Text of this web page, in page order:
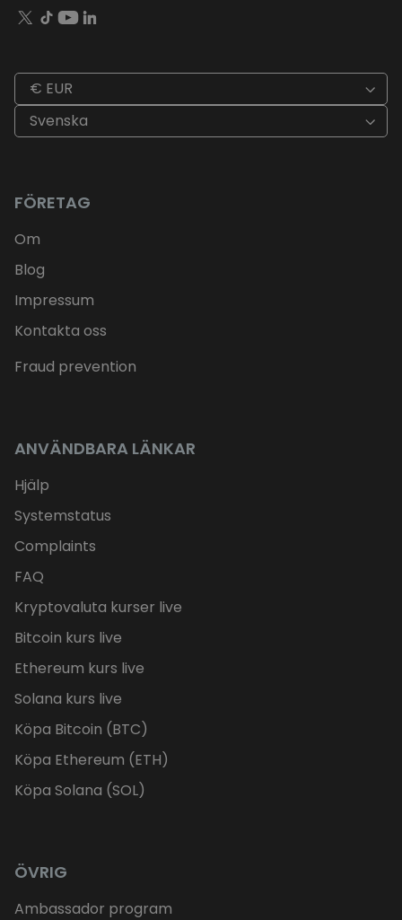
€ EUR
Svenska
FÖRETAG
Om
Blog
Impressum
Kontakta oss
Fraud prevention
ANVÄNDBARA LÄNKAR
Hjälp
Systemstatus
Complaints
FAQ
Kryptovaluta kurser live
Bitcoin kurs live
Ethereum kurs live
Solana kurs live
Köpa Bitcoin (BTC)
Köpa Ethereum (ETH)
Köpa Solana (SOL)
ÖVRIG
Ambassador program